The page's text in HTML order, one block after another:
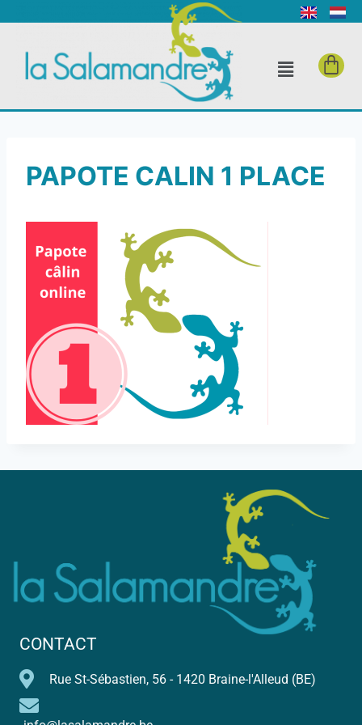
PAPOTE CALIN 1 PLACE
CONTACT
Rue St-Sébastien, 56 - 1420 Braine-l'Alleud (BE)